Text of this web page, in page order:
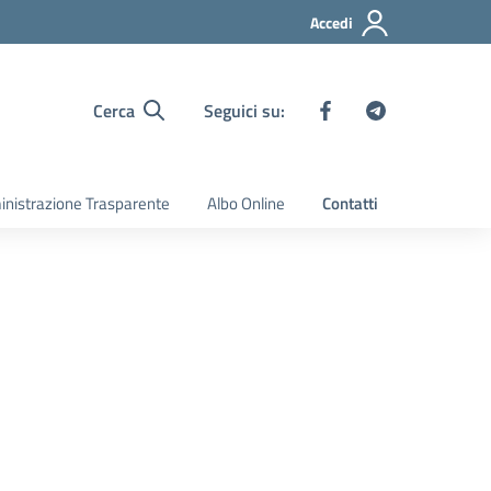
Accedi
Cerca Seguici su:
Trasparente Albo Online Contatti